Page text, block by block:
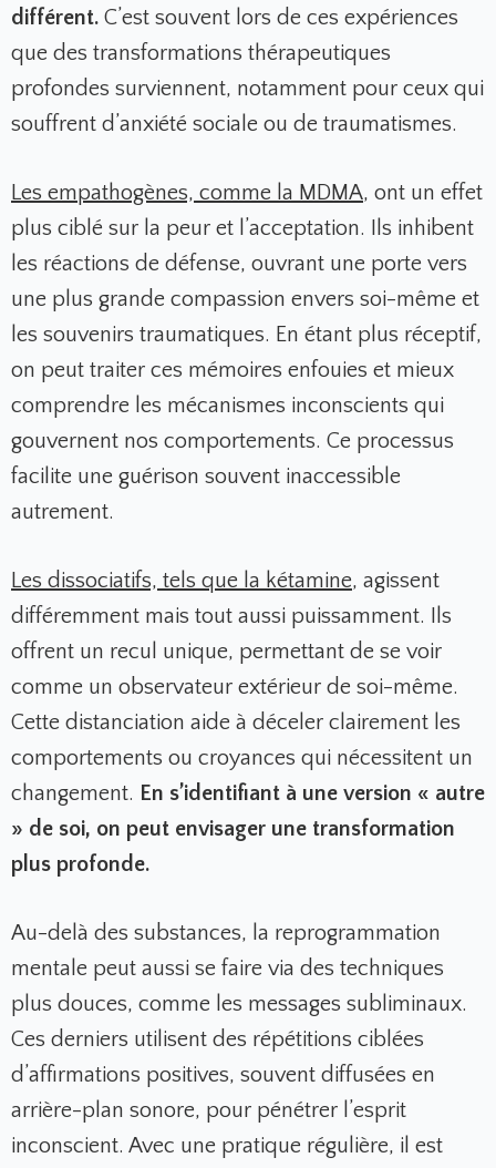
différent. C’est souvent lors de ces expériences
que des transformations thérapeutiques
profondes surviennent, notamment pour ceux qui
souffrent d’anxiété sociale ou de traumatismes.
Les empathogènes, comme la MDMA, ont un effet
plus ciblé sur la peur et l’acceptation. Ils inhibent
les réactions de défense, ouvrant une porte vers
une plus grande compassion envers soi-même et
les souvenirs traumatiques. En étant plus réceptif,
on peut traiter ces mémoires enfouies et mieux
comprendre les mécanismes inconscients qui
gouvernent nos comportements. Ce processus
facilite une guérison souvent inaccessible
autrement.
Les dissociatifs, tels que la kétamine, agissent
différemment mais tout aussi puissamment. Ils
offrent un recul unique, permettant de se voir
comme un observateur extérieur de soi-même.
Cette distanciation aide à déceler clairement les
comportements ou croyances qui nécessitent un
changement. En s’identifiant à une version « autre
» de soi, on peut envisager une transformation
plus profonde.
Au-delà des substances, la reprogrammation
mentale peut aussi se faire via des techniques
plus douces, comme les messages subliminaux.
Ces derniers utilisent des répétitions ciblées
d’affirmations positives, souvent diffusées en
arrière-plan sonore, pour pénétrer l’esprit
inconscient. Avec une pratique régulière, il est